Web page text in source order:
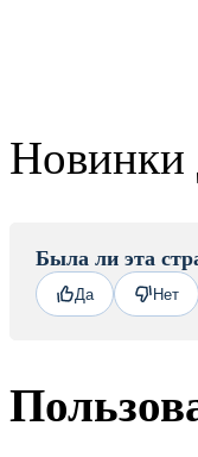
Новинки
Была ли эта
Да Нет